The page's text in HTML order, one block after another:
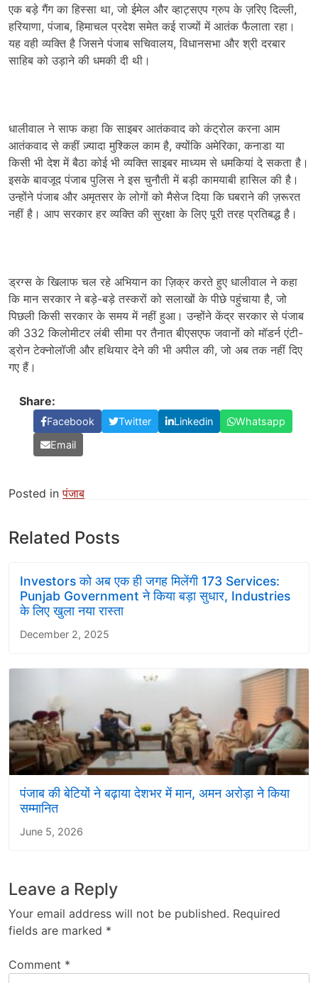
एक बड़े गैंग का हिस्सा था, जो ईमेल और व्हाट्सएप ग्रुप के ज़रिए दिल्ली,
हरियाणा, पंजाब, हिमाचल प्रदेश समेत कई राज्यों में आतंक फैलाता रहा।
यह वही व्यक्ति है जिसने पंजाब सचिवालय, विधानसभा और श्री दरबार
साहिब को उड़ाने की धमकी दी थी।
धालीवाल ने साफ कहा कि साइबर आतंकवाद को कंट्रोल करना आम
आतंकवाद से कहीं ज़्यादा मुश्किल काम है, क्योंकि अमेरिका, कनाडा या
किसी भी देश में बैठा कोई भी व्यक्ति साइबर माध्यम से धमकियां दे सकता है।
इसके बावजूद पंजाब पुलिस ने इस चुनौती में बड़ी कामयाबी हासिल की है।
उन्होंने पंजाब और अमृतसर के लोगों को मैसेज दिया कि घबराने की ज़रूरत
नहीं है। आप सरकार हर व्यक्ति की सुरक्षा के लिए पूरी तरह प्रतिबद्ध है।
ड्रग्स के खिलाफ चल रहे अभियान का ज़िक्र करते हुए धालीवाल ने कहा
कि मान सरकार ने बड़े-बड़े तस्करों को सलाखों के पीछे पहुंचाया है, जो
पिछली किसी सरकार के समय में नहीं हुआ। उन्होंने केंद्र सरकार से पंजाब
की 332 किलोमीटर लंबी सीमा पर तैनात बीएसएफ जवानों को मॉडर्न एंटी-
ड्रोन टेक्नोलॉजी और हथियार देने की भी अपील की, जो अब तक नहीं दिए
गए हैं।
Share:
Facebook Twitter Linkedin
Whatsapp
Email
Posted inपंजाब
Related Posts
Investors को अब एक ही जगह मिलेंगी 173 Services:
Punjab Government ने किया बड़ा सुधार, Industries
के लिए खुला नया रास्ता
December 2, 2025
पंजाब की बेटियों ने बढ़ाया देशभर में मान, अमन अरोड़ा ने किया
सम्मानित
June 5, 2026
Leave a Reply
Your email address will not be published. Required
fields are marked *
Comment *